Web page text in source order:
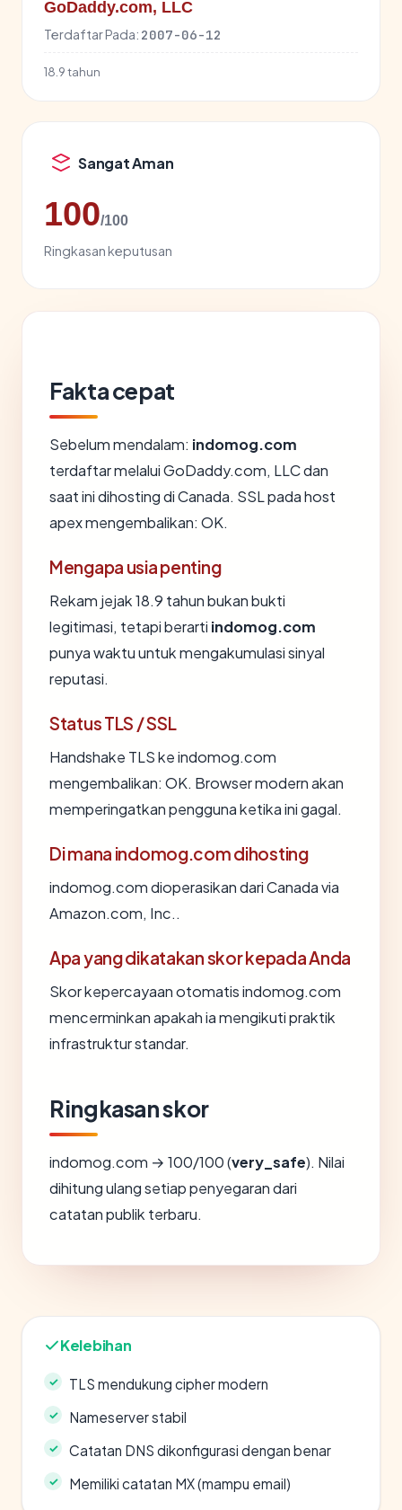
GoDaddy.com, LLC
Terdaftar Pada: 2007-06-12
18.9 tahun
Sangat Aman
100/100
Ringkasan keputusan
Fakta cepat
Sebelum mendalam: indomog.com
terdaftar melalui GoDaddy.com, LLC dan
saat ini dihosting di Canada. SSL pada host
apex mengembalikan: OK.
Mengapa usia penting
Rekam jejak 18.9 tahun bukan bukti
legitimasi, tetapi berarti indomog.com
punya waktu untuk mengakumulasi sinyal
reputasi.
Status TLS / SSL
Handshake TLS ke indomog.com
mengembalikan: OK. Browser modern akan
memperingatkan pengguna ketika ini gagal.
Di mana indomog.com dihosting
indomog.com dioperasikan dari Canada via
Amazon.com, Inc..
Apa yang dikatakan skor kepada Anda
Skor kepercayaan otomatis indomog.com
mencerminkan apakah ia mengikuti praktik
infrastruktur standar.
Ringkasan skor
indomog.com → 100/100 (very_safe). Nilai
dihitung ulang setiap penyegaran dari
catatan publik terbaru.
Kelebihan
TLS mendukung cipher modern
Nameserver stabil
Catatan DNS dikonfigurasi dengan benar
Memiliki catatan MX (mampu email)